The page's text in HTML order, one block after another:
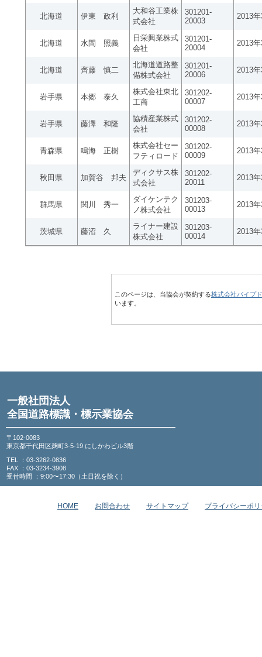
北海道 伊東 政利
大和谷工業株
式会社
301201-
20003
2013
北海道 水間 照義
日栄興業株式
会社
301201-
20004
2013
北海道 齊藤 慎二
北海道道路整
備株式会社
301201-
20006
2013
岩手県 本郷 泰久
株式会社東北
工商
301202-
00007
2013
岩手県 藤澤 和隆
協積産業株式
会社
301202-
00008
2013
青森県 鳴海 正樹
株式会社セー
フティロード
301202-
00009
2013
秋田県 加賀谷 邦夫
ディクサス株
式会社
301202-
20011
2013
群馬県 関川 秀一
ダイケンテク
ノ株式会社
301203-
00013
2013
茨城県 藤沼 久
ライナー建設
株式会社
301203-
00014
2013
このページは、当協会が契約する株式会社パイプ
います。
一般社団法人
全国道路標識・標示業協会
〒102-0083
東京都千代田区麹町3-5-19 にしかわビル3階
TEL ：03-3262-0836
FAX ：03-3234-3908
受付時間 ：9:00〜17:30（土日祝を除く）
HOME お問合わせ サイトマップ プライバシーポ